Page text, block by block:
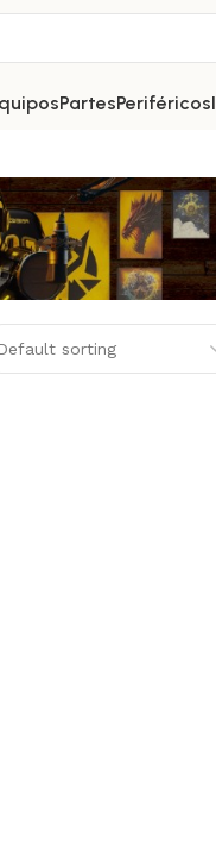
equipos partes periféricos